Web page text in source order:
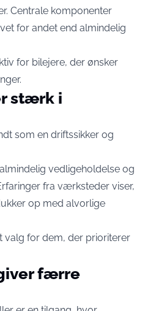
Centrale komponenter
for andet end almindelig
for bilejere, der ønsker
stærk i
som en driftssikker og
vedligeholdelse og
fra værksteder viser,
op med alvorlige
valg for dem, der prioriterer
færre